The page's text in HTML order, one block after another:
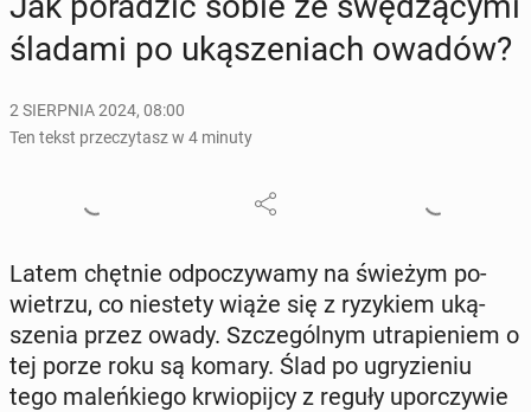
śladami po uką­sze­niach owadów?
2 SIERPNIA 2024, 08:00
Ten tekst przeczytasz w 4 minuty
Latem chętnie od­po­czy­wa­my na świeżym po­
wie­trzu, co nie­ste­ty wiąże się z ry­zy­kiem uką­
sze­nia przez owady. Szcze­gól­nym utra­pie­niem o
tej porze roku są komary. Ślad po ugry­zie­niu
tego ma­leń­kie­go krwio­pij­cy z reguły upo­rczy­wie